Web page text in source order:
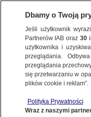
BIZNES
NIERUCHOMOŚCI
Pierwsze
Dbamy o Twoją
Jeśli użytkownik
Partnerów IAB oraz30
użytkownika i
przeglądania.
przeglądania
się przetwarzaniu w
plików cookie i reklam”.
Polityka Prywatności
Wraz z naszymi